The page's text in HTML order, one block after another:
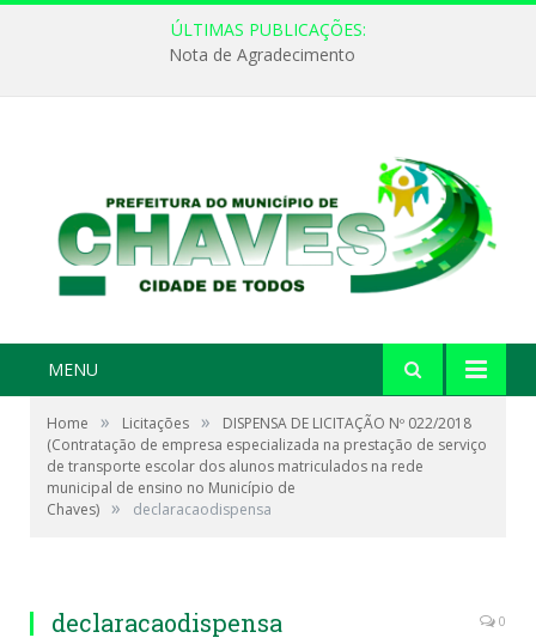
ÚLTIMAS PUBLICAÇÕES:
Nota de Agradecimento
MENU
Home » Licitações »
DISPENSA DE LICITAÇÃO Nº 022/2018
(Contratação de empresa especializada na prestação de serviço
de transporte escolar dos alunos matriculados na rede
municipal de ensino no Município de
Chaves) » declaracaodispensa
declaracaodispensa 0